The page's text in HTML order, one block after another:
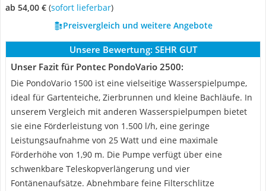
ab 54,00 € ( Sofort lieferbar)
Preisvergleich und weitere Angebote
Unsere Bewertung: SEHR GUT
Unser Fazit für Pontec PondoVario 2500:
Die PondoVario 1500 ist eine vielseitige Wasserspielpumpe,
ideal für Gartenteiche, Zierbrunnen und kleine Bachläufe. In
unserem Vergleich mit anderen Wasserspielpumpen bietet
sie eine Förderleistung von 1.500 l/h, eine geringe
Leistungsaufnahme von 25 Watt und eine maximale
Förderhöhe von 1,90 m. Die Pumpe verfügt über eine
schwenkbare Teleskopverlängerung und vier
Fontänenaufsätze. Abnehmbare feine Filterschlitze